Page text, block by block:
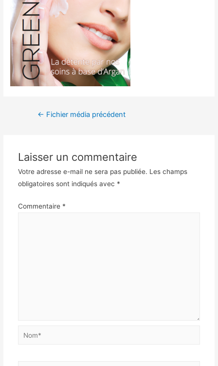
← Fichier média précédent
Laisser un commentaire
Votre adresse e-mail ne sera pas publiée. Les champs
obligatoires sont indiqués avec *
Commentaire *